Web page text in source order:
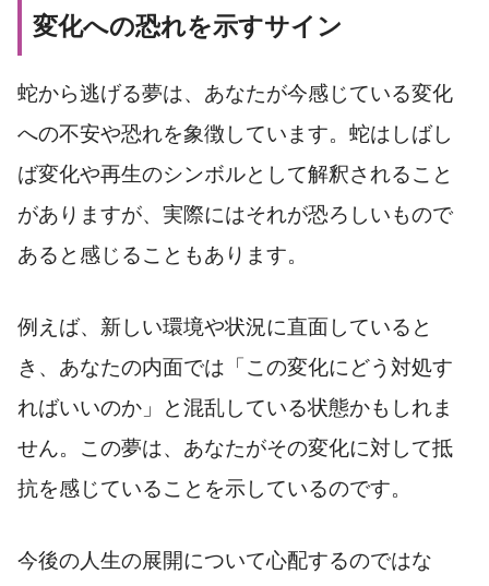
変化への恐れを示すサイン
蛇から逃げる夢は、あなたが今感じている変化
への不安や恐れを象徴しています。蛇はしばし
ば変化や再生のシンボルとして解釈されること
がありますが、実際にはそれが恐ろしいもので
あると感じることもあります。
例えば、新しい環境や状況に直面していると
き、あなたの内面では「この変化にどう対処す
ればいいのか」と混乱している状態かもしれま
せん。この夢は、あなたがその変化に対して抵
抗を感じていることを示しているのです。
今後の人生の展開について心配するのではな